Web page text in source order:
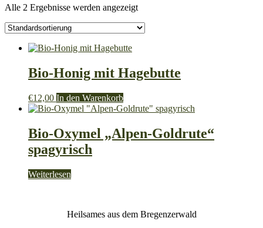
Alle 2 Ergebnisse werden angezeigt
Bio-Honig mit Hagebutte
€12,00 In den Warenkorb
Bio-Oxymel „Alpen-Goldrute“
spagyrisch
Weiterlesen
Heilsames aus dem Bregenzerwald